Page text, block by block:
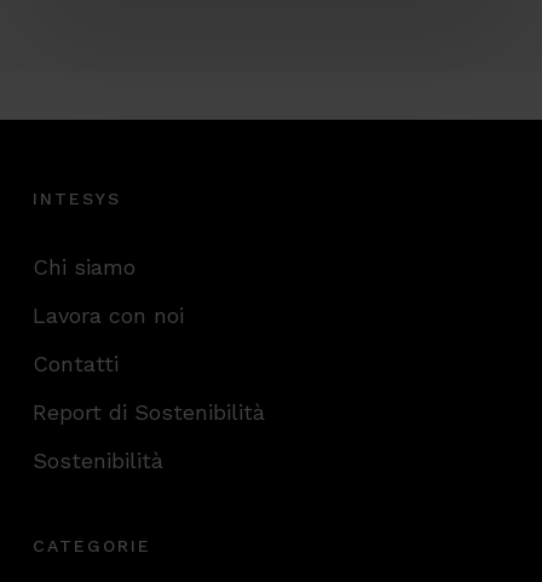
INTESYS
Chi siamo
Lavora con noi
Contatti
Report di Sostenibilità
Sostenibilità
CATEGORIE